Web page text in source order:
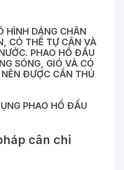
HÌNH DÁNG CHÂN
CÓ THỂ TỰ CÂN VÀ
PHAO HỐ ĐẤU
SÓNG, GIÓ VÀ CÓ
ĐƯỢC CẦN THỦ
PHAO HỐ ĐẤU
cân chỉ